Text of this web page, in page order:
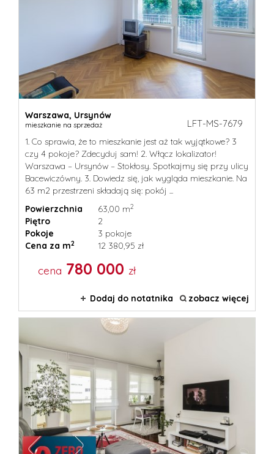
O
Warszawa, Ursynów
mieszkanie na sprzedaż LFT-MS-7679
1. Co sprawia, że to mieszkanie jest aż tak wyjątkowe? 3
czy 4 pokoje? Zdecyduj sam! 2. Włącz lokalizator!
Warszawa – Ursynów – Stokłosy. Spotkajmy się przy ulicy
Bacewiczówny. 3. Dowiedz się, jak wygląda mieszkanie. Na
63 m2 przestrzeni składają się: pokój ...
Powierzchnia
63,00 m2
Piętro
2
Pokoje
3 pokoje
Cena za m2 12 380,95 zł
cena 780 000 zł
Dodaj do notatnika zobacz więcej